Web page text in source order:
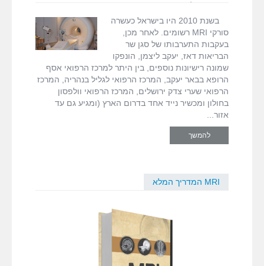
הקיימים
בארץ
בישראל
MRI
בשנת 2010 היו בישראל כעשרה
סורקי MRI רשומים. לאחר מכן,
בעקבות התערבותו של סגן שר
הבריאות דאז, יעקב ליצמן, הונפקו
שמונה רישיונות נוספים, בין היתר למרכז הרפואי אסף
הרופא בבאר יעקב, המרכז הרפואי לגליל בנהריה, המרכז
הרפואי שערי צדק ירושלים, המרכז הרפואי וולפסון
בחולון ומכשיר נייד אחד בדרום הארץ (ומגיע גם עד
אזור
להמשך
MRI המדריך המלא